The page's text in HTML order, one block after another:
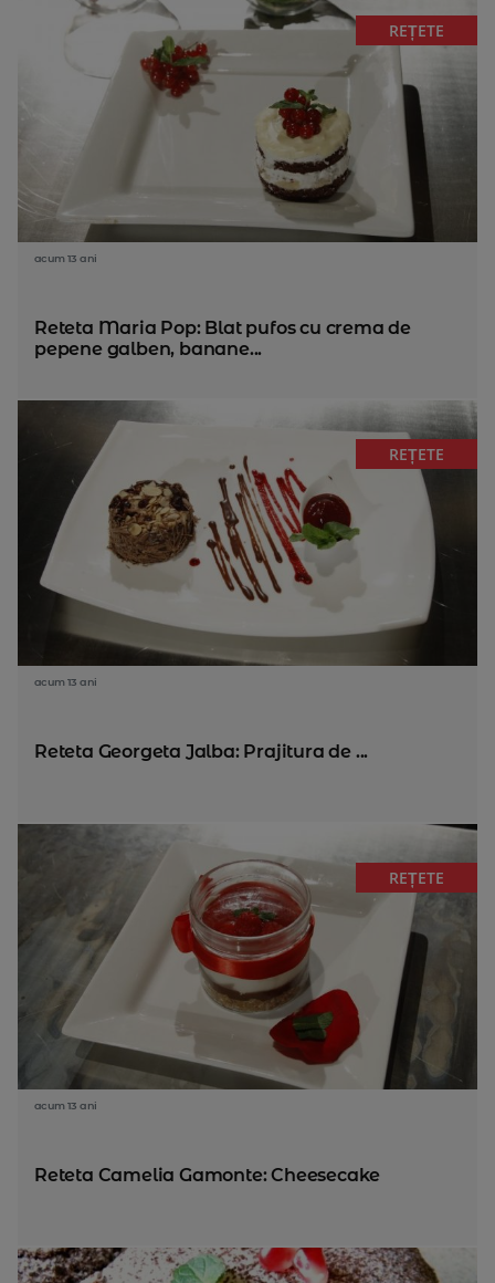
REȚETE
acum 13 ani
Reteta Maria Pop: Blat pufos cu crema de
pepene galben, banane...
REȚETE
acum 13 ani
Reteta Georgeta Jalba: Prajitura de ...
REȚETE
acum 13 ani
Reteta Camelia Gamonte: Cheesecake